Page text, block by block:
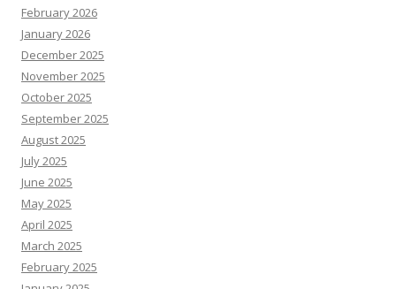
February 2026
January 2026
December 2025
November 2025
October 2025
September 2025
August 2025
July 2025
June 2025
May 2025
April 2025
March 2025
February 2025